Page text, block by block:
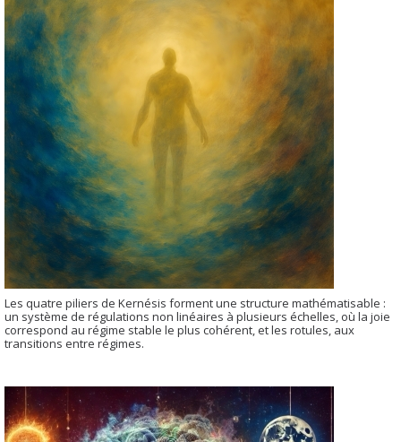
Les quatre piliers de Kernésis forment une structure mathématisable :
un système de régulations non linéaires à plusieurs échelles, où la joie
correspond au régime stable le plus cohérent, et les rotules, aux
transitions entre régimes.